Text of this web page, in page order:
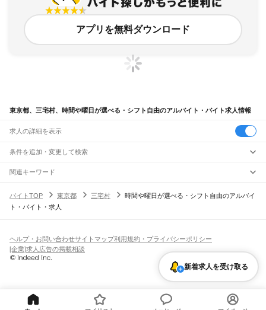
アプリを無料ダウンロード
東京都、三宅村、時間や曜日が選べる・シフト自由のアルバイト・バイト求人情報
求人の詳細を表示
条件を追加・変更して検索
市区町村を追加・変更
東京都すべて
東京23区 すべて
江戸川区
八王子市立川市武蔵野市 昭島市調布市町田市小金井市
小平市日野市 狛江市 東大和市 清瀬市
あきる野市西東京市大島町利島村
小笠原村西多摩郡
駅を追加・変更
JR山手線
大崎駅五反田駅目黒駅恵比寿駅 代々木駅新宿駅新大久保駅
高田馬場駅
田端駅 西日暮里駅
新橋駅浜松町駅田町駅
JR南武線
矢野口駅
南多摩駅 分倍河原駅西府駅 矢川駅西国立駅
職種を追加・変更
飲食・フードサービスすべて
ホールスタッフキッチンスタッフ
パン屋（ベーカリー）
バー（BAR）・バーテンダー
飲食店（店長・マネージャー）
営業テレフォンアポインター（テレアポ） ルートセールス
フードカウンター販売員
アパレル 家電量販店・携帯販売（携帯ショップ）
人気
日払いOK高校生歓迎 髪型・髪色自由
留学生・外国人活躍中
シフト
土日祝のみOK
平日のみOK週1日からOK 週2・3日からOK 週4日以上OK
雇用形態を追加・変更
派遣社員
業務委託
関連キーワード
東京都 時間や曜日が選べる・シフト自由 ファミマ
東京都 時間や曜日が選べる・シフト自由 土日
バイトTOP 東京都 三宅村
時間や曜日が選べる・シフト自由のアルバイ
ト・バイト・求人
新着求人を受け取る
ヘルプ・お問い合わせサイトマップ利用規約・プライバシーポリシー
[企業]求人広告の掲載相談